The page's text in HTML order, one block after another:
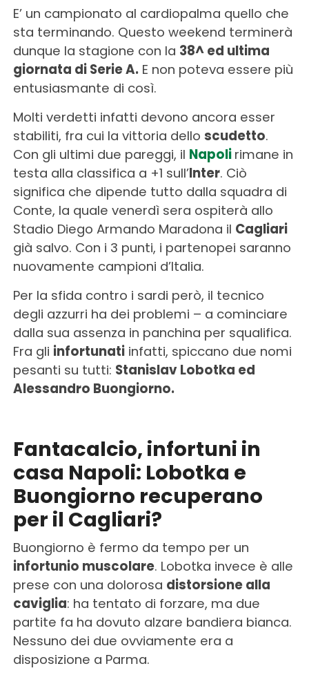
E’ un campionato al cardiopalma quello che
sta terminando. Questo weekend terminerà
dunque la stagione con la 38^ ed ultima
giornata di Serie A. E non poteva essere più
entusiasmante di così.
Molti verdetti infatti devono ancora esser
stabiliti, fra cui la vittoria dello scudetto.
Con gli ultimi due pareggi, il Napoli rimane in
testa alla classifica a +1 sull’Inter. Ciò
significa che dipende tutto dalla squadra di
Conte, la quale venerdì sera ospiterà allo
Stadio Diego Armando Maradona il Cagliari
già salvo. Con i 3 punti, i partenopei saranno
nuovamente campioni d’Italia.
Per la sfida contro i sardi però, il tecnico
degli azzurri ha dei problemi – a cominciare
dalla sua assenza in panchina per squalifica.
Fra gli infortunatiinfatti, spiccano due nomi
pesanti su tutti: Stanislav Lobotka ed
Alessandro Buongiorno.
Fantacalcio, infortuni in
casa Napoli: Lobotka e
Buongiorno recuperano
per il Cagliari?
Buongiorno è fermo da tempo per un
infortunio muscolare. Lobotka invece è alle
prese con una dolorosa distorsione alla
caviglia: ha tentato di forzare, ma due
partite fa ha dovuto alzare bandiera bianca.
Nessuno dei due ovviamente era a
disposizione a Parma.